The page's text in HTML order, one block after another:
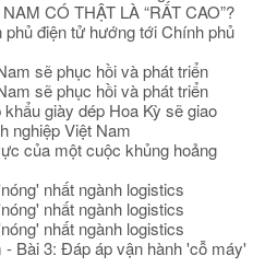
CÓ THẬT LÀ “RẤT CAO”?
điện tử hướng tới Chính phủ
sẽ phục hồi và phát triển
sẽ phục hồi và phát triển
giày dép Hoa Kỳ sẽ giao
nghiệp Việt Nam
của một cuộc khủng hoảng
nhất ngành logistics
nhất ngành logistics
nhất ngành logistics
Bài 3: Đáp áp vận hành 'cỗ máy'